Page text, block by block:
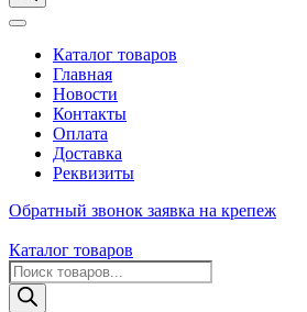
Каталог товаров
Главная
Новости
Контакты
Оплата
Доставка
Реквизиты
Обратный звонок заявка на крепеж
Каталог товаров
Поиск
товаров